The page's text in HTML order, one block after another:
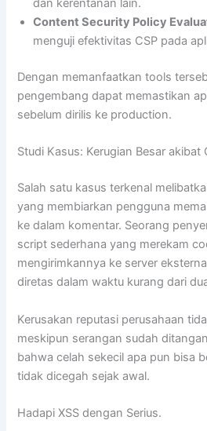
dan kerentanan lain.
Content Security Policy
menguji efektivitas CSP pada
Dengan memanfaatkan tools
pengembang dapat memastikan
sebelum dirilis ke production.
Studi Kasus: Kerugian Besar akibat
Salah satu kasus terkenal
yang membiarkan pengguna
ke dalam komentar. Seorang
script sederhana yang merekam
mengirimkannya ke server
diretas dalam waktu kurang dari
Kerusakan reputasi perusahaan
meskipun serangan sudah
bahwa celah sekecil apa pun bisa
tidak dicegah sejak awal.
Hadapi XSS dengan Serius.